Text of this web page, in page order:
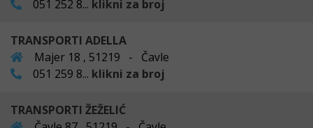
051 252 8... klikni za broj
TRANSPORTI ADELLA
Majer 18 , 51219 - Čavle
051 259 8... klikni za broj
TRANSPORTI ŽEŽELIĆ